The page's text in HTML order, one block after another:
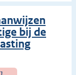
bij de